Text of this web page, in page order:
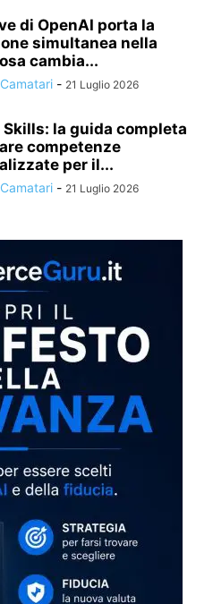
di OpenAI porta la
simultanea nella
cambia...
- 21 Luglio 2026
Skills: la guida completa
competenze
per il...
- 21 Luglio 2026